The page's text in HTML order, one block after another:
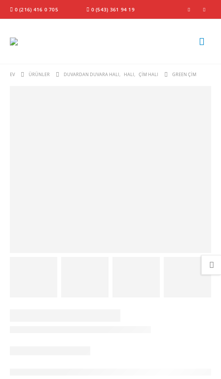
0 (216) 416 0 705 0 (543) 361 94 19
EV ÜRÜNLER DUVARDAN DUVARA HALI, HALI, ÇIM HALI GREEN ÇIM